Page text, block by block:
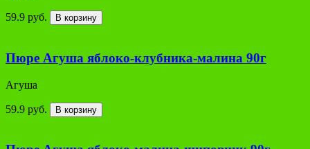
59.9 руб. В корзину
Пюре Агуша яблоко-клубника-малина 90г
Агуша
59.9 руб. В корзину